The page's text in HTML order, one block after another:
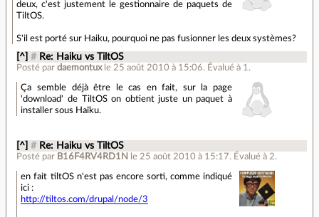
deux, c'est justement le gestionnaire de paquets de
TiltOS.
S'il est porté sur Haiku, pourquoi ne pas fusionner les deux systèmes?
[^] # Re: Haiku vs TiltOS
Posté pardaemontux le 25 août 2010 à 15:06. Évalué à 1 .
Ça semble déjà être le cas en fait, sur la page
'download' de TiltOS on obtient juste un paquet à
installer sous Haïku.
[^] # Re: Haiku vs TiltOS
Posté par B16F4RV4RD1N le 25 août 2010 à 15:17. Évalué à 2.
en fait tiltOS n'est pas encore sorti, comme indiqué
ici :
http://tiltos.com/drupal/node/3